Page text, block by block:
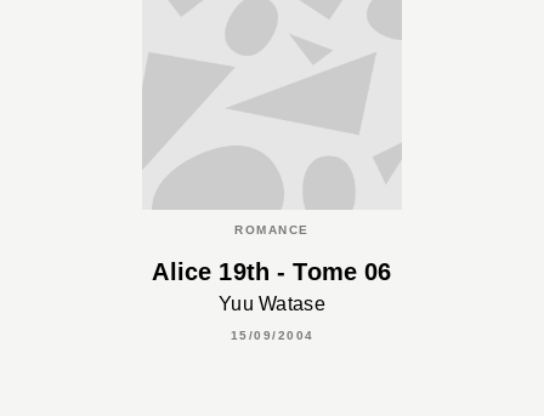
ROMANCE
Alice 19th - Tome 06
Yuu Watase
15/09/2004